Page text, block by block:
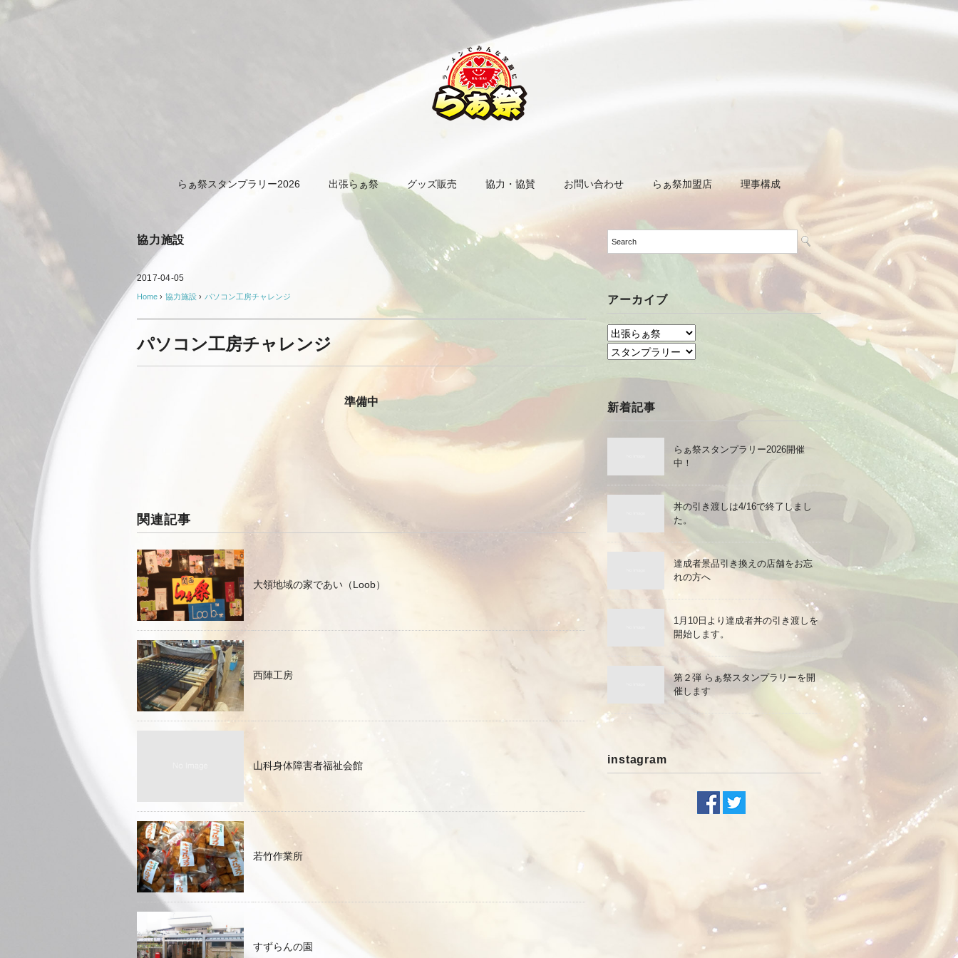
らぁ祭スタンプラリー2026 出張らぁ祭 グッズ販売 協力・協賛 お問い合わせ らぁ祭加盟店 理事構成
協力施設
2017-04-05
Home › 協力施設 › パソコン工房チャレンジ
パソコン工房チャレンジ
準備中
関連記事
大領地域の家であい（Loob）
西陣工房
山科身体障害者福祉会館
若竹作業所
すずらんの園
アーカイブ
新着記事
らぁ祭スタンプラリー2026開催
中！
丼の引き渡しは4/16で終了しまし
た。
達成者景品引き換えの店舗をお忘
れの方へ
1月10日より達成者丼の引き渡しを
開始します。
第２弾 らぁ祭スタンプラリーを開
催します
instagram